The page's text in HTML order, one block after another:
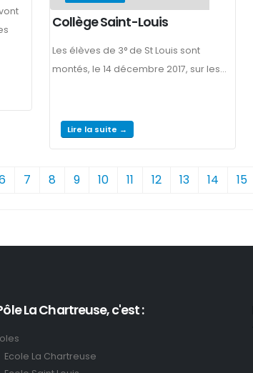
Collège Saint-Louis
Les élèves de 3° de St Louis sont
montés, le 14 décembre 2017, sur les...
Lire la suite →
7 8 9 10 11 12 13 14 15
La Chartreuse, c'est :
Ecole La Chartreuse